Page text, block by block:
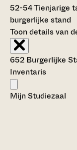
52-54Tienjarige
burgerlijke stand
Toon details van
652 Burgerlijke
Inventaris
Mijn Studiezaal